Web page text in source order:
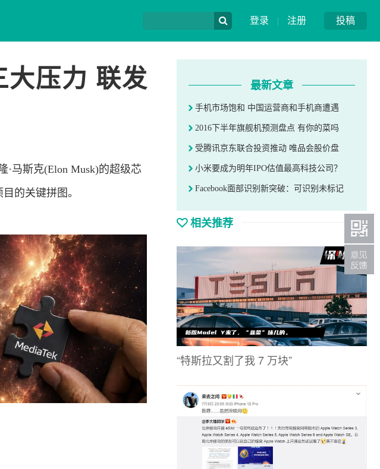
投稿
登录 | 注册
压力 联发
·马斯克(Elon Musk)的超级芯
的关键拼图。
最新文章
手机市场饱和 中国运营商和手机商遭遇
2016下半年旗舰机预测盘点 有你的菜吗
受腾讯京东联合投资推动 唯品会股价盘
小米要成为明年IPO估值最高科技公司？
Facebook面部识别新突破：可识别未标记
相关推荐
“特斯拉又割了我 7 万块”